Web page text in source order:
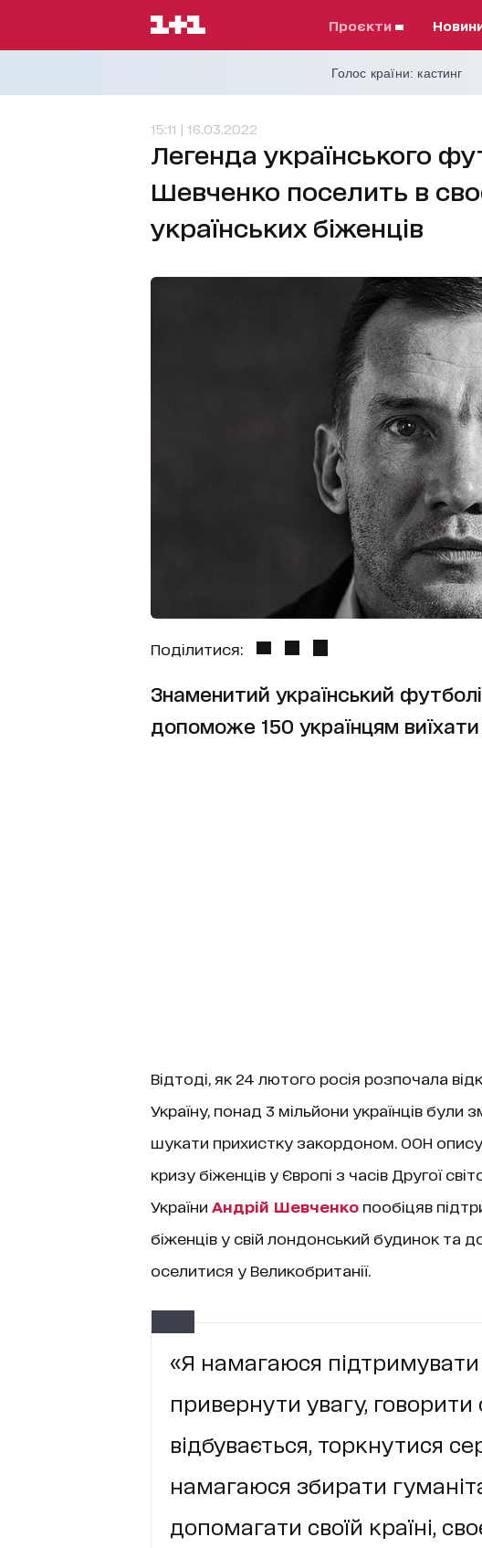
проєкти
Голос країни: кастинг
15:11 | 16.03.2022
Легенда українського
Шевченко поселить в
українських біженців
Поділитися:
Знаменитий український
допоможе 150 українцям
Відтоді, як 24 лютого росія розпочала
Україну, понад 3 мільйони українців були
шукати прихистку закордоном. ООН
кризу біженців у Європі з часів Другої
України Андрій Шевченкопообіцяв
біженців у свій лондонський будинок та
оселитися у Великобританії.
«Я намагаюся підтримувати
привернути увагу,
відбувається, торкнутися
намагаюся збирати
допомагати своїй країні,